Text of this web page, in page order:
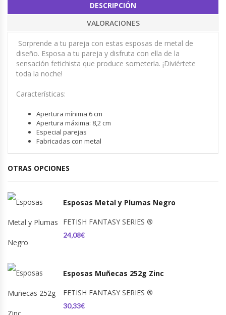
DESCRIPCIÓN
VALORACIONES
Sorprende a tu pareja con estas esposas de metal de
diseño. Esposa a tu pareja y disfruta con ella de la
sensación fetichista que produce someterla. ¡Diviértete
toda la noche!
Características:
Apertura mínima 6 cm
Apertura máxima: 8,2 cm
Especial parejas
Fabricadas con metal
OTRAS OPCIONES
Esposas Metal y Plumas Negro
FETISH FANTASY SERIES ®
24,08€
Esposas Muñecas 252g Zinc
FETISH FANTASY SERIES ®
30,33€